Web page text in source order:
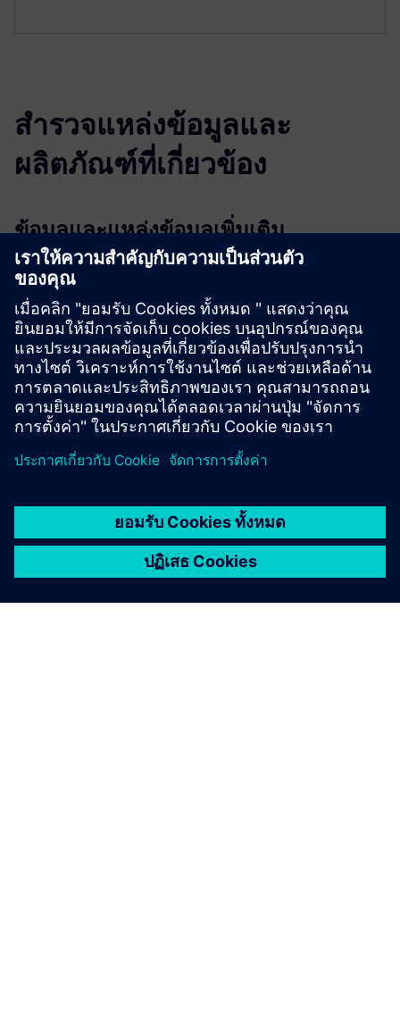
สำรวจแหล่งข้อมูลและ
ผลิตภัณฑ์ที่เกี่ยวข้อง
ข้อมูลและแหล่งข้อมูลเพิ่มเติม
Offer - CERTAS alarm Digital+
Offer - CERTAS alarmNET Digital+
Flyer - CERTAS Alarm Digital+
เงื่อนไขเบื้องต้น
An alarmsystem that can triger alarms.